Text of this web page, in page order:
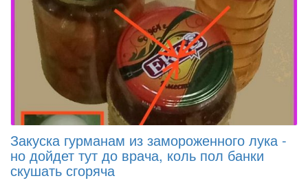
Закуска гурманам из замороженного лука -
но дойдет тут до врача, коль пол банки
скушать сгоряча